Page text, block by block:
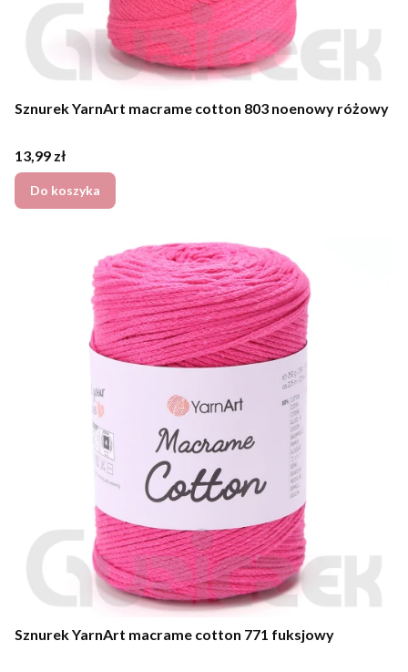
Sznurek YarnArt macrame cotton 803 noenowy różowy
Cena
13,99 zł
Do koszyka
Sznurek YarnArt macrame cotton 771 fuksjowy